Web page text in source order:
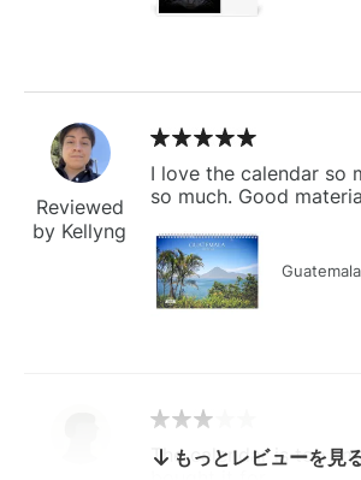
Reviewed
by Kellyng
I love the calendar so
so much. Good
The calendar is too
もっとレビューを見